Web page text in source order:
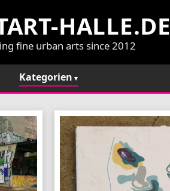
HALLE.DE
fine urban arts since 2012
Kategorien